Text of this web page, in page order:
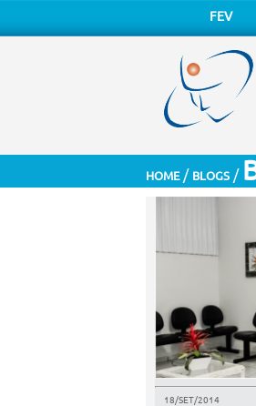
FEV
HOME/ BLOGS /
18/SET/2014